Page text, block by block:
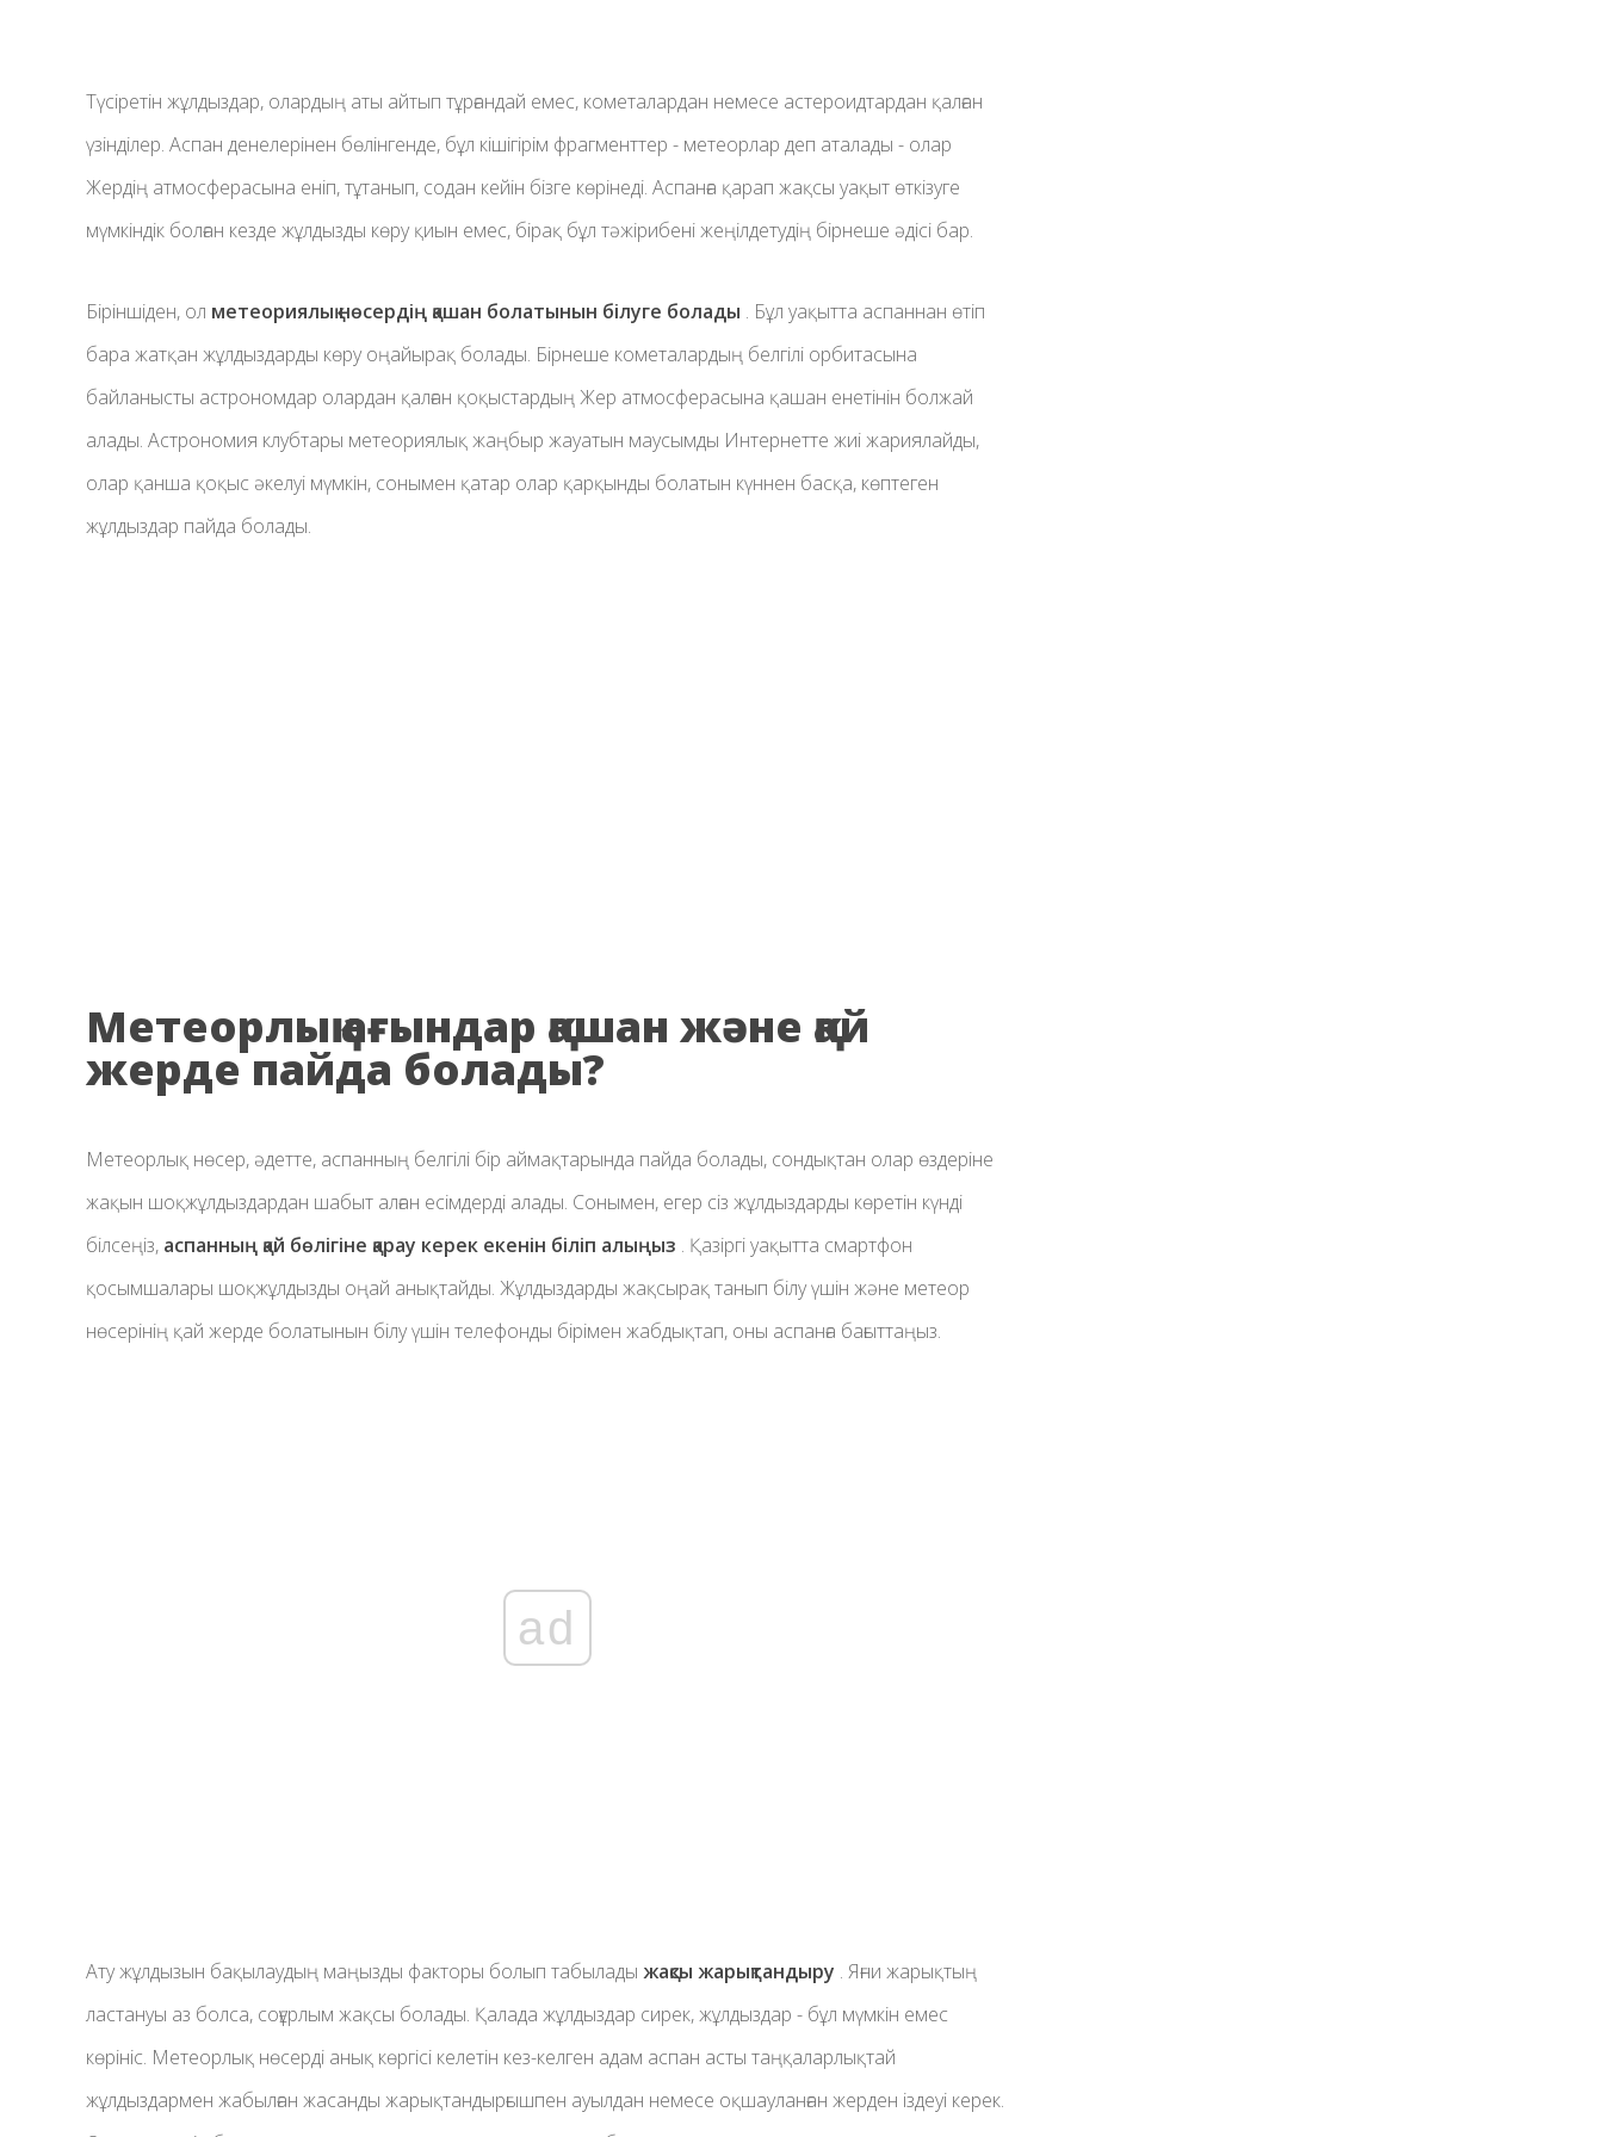
Түсіретін жұлдыздар, олардың аты айтып тұрғандай емес, кометалардан немесе астероидтардан қалған
үзінділер. Аспан денелерінен бөлінгенде, бұл кішігірім фрагменттер - метеорлар деп аталады - олар
Жердің атмосферасына еніп, тұтанып, содан кейін бізге көрінеді. Аспанға қарап жақсы уақыт өткізуге
мүмкіндік болған кезде жұлдызды көру қиын емес, бірақ бұл тәжірибені жеңілдетудің бірнеше әдісі бар.
Біріншіден, ол метеориялық нөсердің қашан болатынын білуге ​​болады . Бұл уақытта аспаннан өтіп
бара жатқан жұлдыздарды көру оңайырақ болады. Бірнеше кометалардың белгілі орбитасына
байланысты астрономдар олардан қалған қоқыстардың Жер атмосферасына қашан енетінін болжай
алады. Астрономия клубтары метеориялық жаңбыр жауатын маусымды Интернетте жиі жариялайды,
олар қанша қоқыс әкелуі мүмкін, сонымен қатар олар қарқынды болатын күннен басқа, көптеген
жұлдыздар пайда болады.
Метеорлық ағындар қашан және қай
жерде пайда болады?
Метеорлық нөсер, әдетте, аспанның белгілі бір аймақтарында пайда болады, сондықтан олар өздеріне
жақын шоқжұлдыздардан шабыт алған есімдерді алады. Сонымен, егер сіз жұлдыздарды көретін күнді
білсеңіз, аспанның қай бөлігіне қарау керек екенін біліп алыңыз . Қазіргі уақытта смартфон
қосымшалары шоқжұлдызды оңай анықтайды. Жұлдыздарды жақсырақ танып білу үшін және метеор
нөсерінің қай жерде болатынын білу үшін телефонды бірімен жабдықтап, оны аспанға бағыттаңыз.
ad
Ату жұлдызын бақылаудың маңызды факторы болып табылады жақсы жарықтандыру . Яғни жарықтың
ластануы аз болса, соғұрлым жақсы болады. Қалада жұлдыздар сирек, жұлдыздар - бұл мүмкін емес
көрініс. Метеорлық нөсерді анық көргісі келетін кез-келген адам аспан асты таңқаларлықтай
жұлдыздармен жабылған жасанды жарықтандырғышпен ауылдан немесе оқшауланған жерден іздеуі керек.